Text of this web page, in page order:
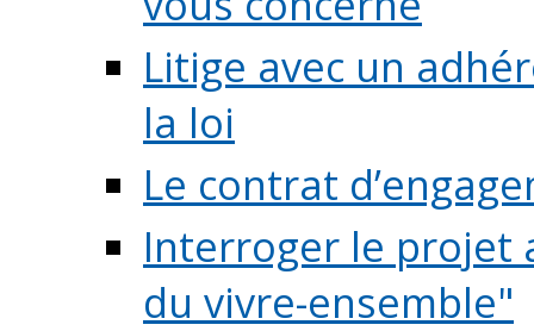
Litige avec un
la loi
Le contrat
Interroger le projet
du vivre-ensemble"